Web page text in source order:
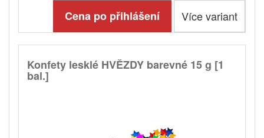
Cena po přihlášení Více variant
Konfety lesklé HVĚZDY barevné 15 g [1
bal.]